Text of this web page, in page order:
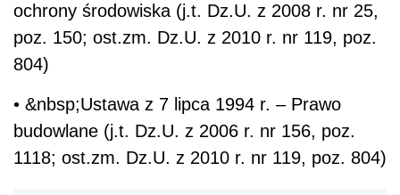
ochrony środowiska (j.t. Dz.U. z 2008 r. nr 25,
poz. 150; ost.zm. Dz.U. z 2010 r. nr 119, poz.
804)
• &nbsp;Ustawa z 7 lipca 1994 r. – Prawo
budowlane (j.t. Dz.U. z 2006 r. nr 156, poz.
1118; ost.zm. Dz.U. z 2010 r. nr 119, poz. 804)